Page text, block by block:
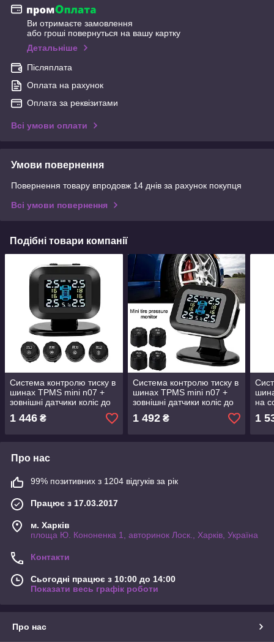
Ви отримаєте замовлення
або гроші повернуться на вашу картку
Детальніше
Післяплата
Оплата на рахунок
Оплата за реквізитами
Всі умови оплати
Умови повернення
Повернення товару впродовж 14 днів за рахунок покупця
Всі умови повернення
Подібні товари компанії
Система контролю тиску в
шинах TPMS mini n07 +
зовнішні датчики коліс до
1 446 ₴
Система контролю тиску в
шинах TPMS mini n07 +
зовнішні датчики коліс до
1 492₴
на
1
Про нас
99% позитивних з 1204 відгуків за рік
Працює з 17.03.2017
м. Харків
площа Ю. Кононенка 1, авторинок Лоск., Харків, Україна
Контакти
Сьогодні працює з 10:00 до 14:00
Показати весь графік роботи
Про нас